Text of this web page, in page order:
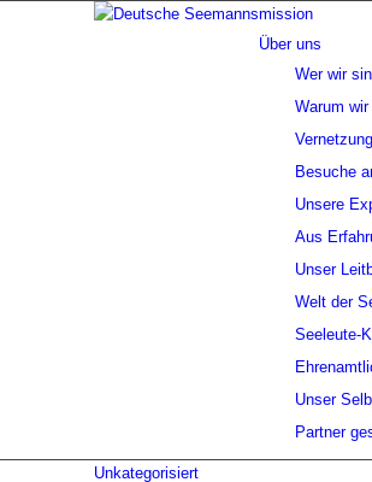
Über uns
Wer wir
Warum
Besuche
Unsere
Aus
Unser
Welt der
Seeleute-
Unser
Partner
Unkategorisiert